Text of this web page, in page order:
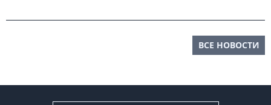
ВСЕ НОВОСТИ